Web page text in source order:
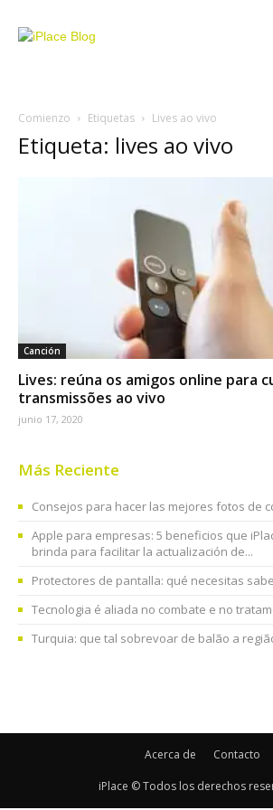
Comienzo Etiquetas Lives ao vivo
Etiqueta: lives ao vivo
Canción
Lives: reúna os amigos online para
transmissões ao vivo
junio 17, 2020
Más Reciente
Consejos para hacer las mejores fotos de
Apple para empresas: 5 beneficios que
brinda para facilitar la actualización de...
Protectores de pantalla: qué necesitas
Tecnologia é aliada no combate e no
Turquia: que tal sobrevoar de balão a
Acerca de Contacto
iPlace © Todos los derechos